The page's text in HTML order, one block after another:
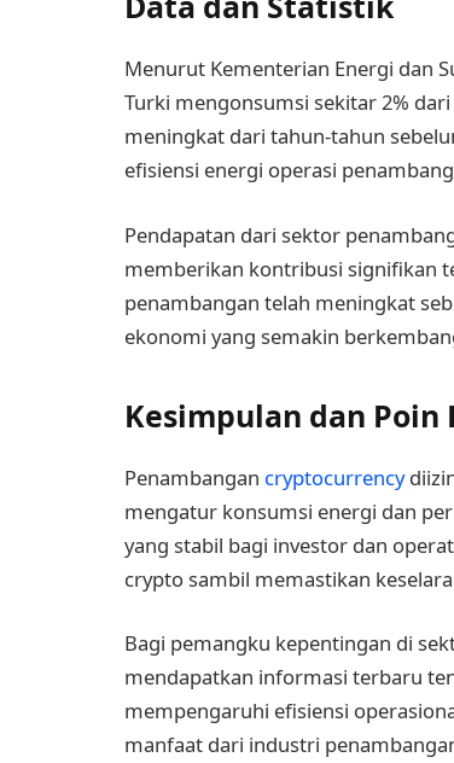
Menurut Kementerian Energi dan
Turki mengonsumsi sekitar 2%
meningkat dari tahun-tahun
efisiensi energi operasi
Pendapatan dari sektor
memberikan kontribusi signifikan
penambangan telah meningkat
ekonomi yang semakin
Kesimpulan dan Poin
Penambangan cryptocurrency
mengatur konsumsi energi dan
yang stabil bagi investor dan
crypto sambil memastikan
Bagi pemangku kepentingan di
mendapatkan informasi terbaru
mempengaruhi efisiensi
manfaat dari industri